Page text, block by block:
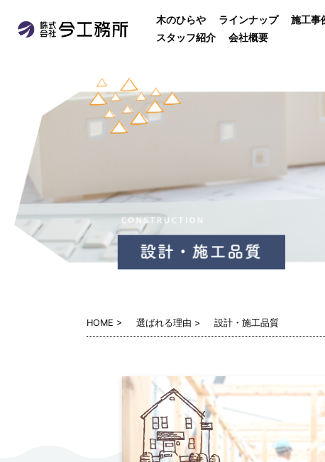
木のひらや ラインナップ 施工事
スタッフ紹介
会社概要
HOME 選ばれる理由 設計・施工品質